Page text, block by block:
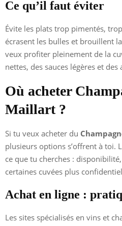
Ce qu’il faut éviter
Évite les plats trop pimentés,
écrasent les bulles et brouillent
veux profiter pleinement de la
nettes, des sauces légères et
Où acheter
Maillart ?
Si tu veux acheter du
plusieurs options s’offrent à toi.
ce que tu cherches :
certaines cuvées plus
Achat en ligne :
Les sites spécialisés en vins et